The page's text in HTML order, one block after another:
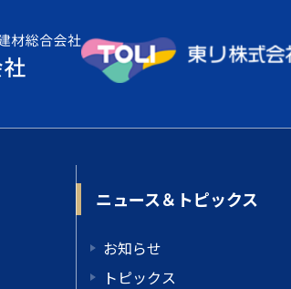
ニュース＆トピックス
お知らせ
トピックス